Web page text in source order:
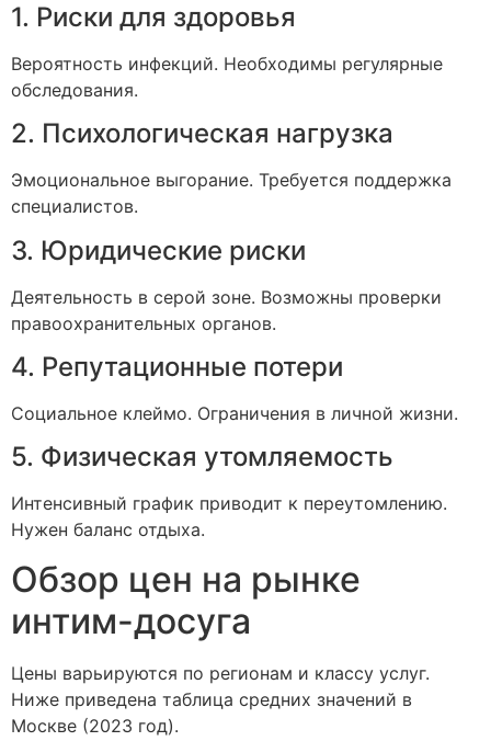
1. Риски для здоровья
Вероятность инфекций. Необходимы регулярные
обследования.
2. Психологическая нагрузка
Эмоциональное выгорание. Требуется поддержка
специалистов.
3. Юридические риски
Деятельность в серой зоне. Возможны проверки
правоохранительных органов.
4. Репутационные потери
Социальное клеймо. Ограничения в личной жизни.
5. Физическая утомляемость
Интенсивный график приводит к переутомлению.
Нужен баланс отдыха.
Обзор цен на рынке
интим-досуга
Цены варьируются по регионам и классу услуг.
Ниже приведена таблица средних значений в
Москве (2023 год).